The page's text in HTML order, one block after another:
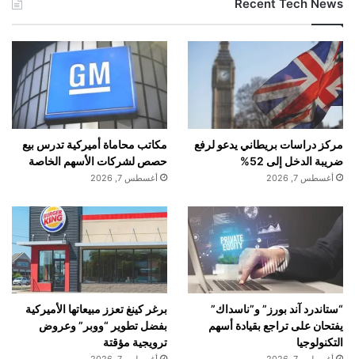
Recent Tech News
مركز دراسات بريطاني يدعو لرفع
ضريبة الدخل إلى 52%
أغسطس 7, 2026
مكاتب محاماة أميركية تدرس بيع
حصص لشركات الأسهم الخاصة
أغسطس 7, 2026
“ستاندرد آند بورز” و”ناسداك”
يفتحان على تراجع بقيادة أسهم
التكنولوجيا
برغر كينغ تعزز مبيعاتها الأميركية
بفضل تطوير “ووبر” وعروض
ترويجية مؤقتة